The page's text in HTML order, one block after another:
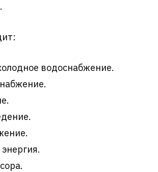
водоснабжение.